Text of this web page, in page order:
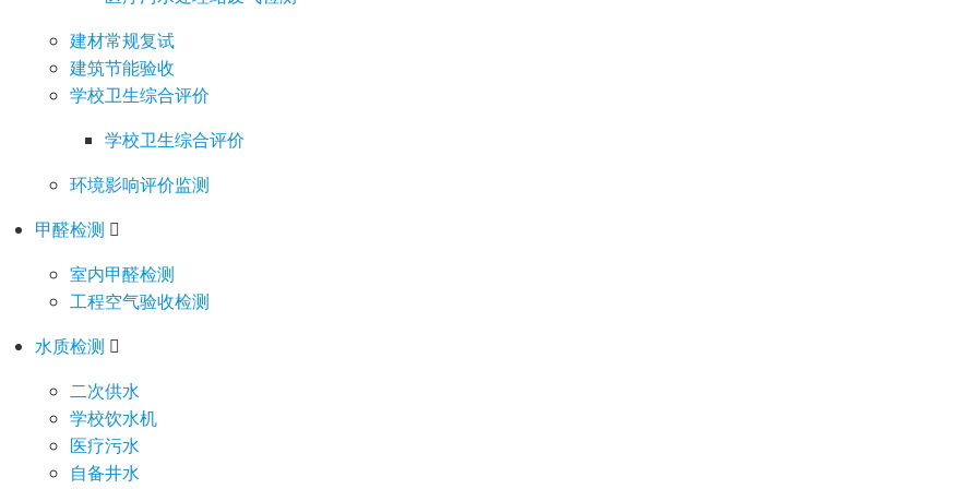
建材常规复试
建筑节能验收
学校卫生综合评价
学校卫生综合评价
环境影响评价监测
甲醛检测
室内甲醛检测
工程空气验收检测
水质检测
二次供水
学校饮水机
医疗污水
自备井水